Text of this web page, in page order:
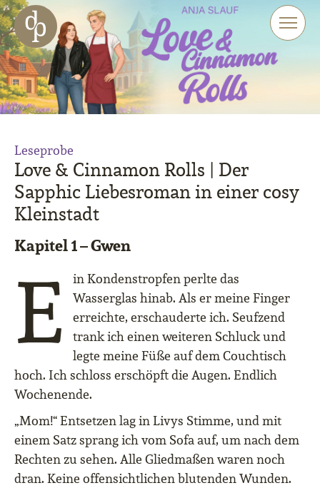
Zum Haupt-Inhalt springen
Zur Navigation springen
Zur Website-Suche springen
Leseprobe
Love & Cinnamon Rolls | Der
Sapphic Liebesroman in einer cosy
Kleinstadt
Kapitel 1 – Gwen
E
in Kondenstropfen perlte das
Wasserglas hinab. Als er meine Finger
erreichte, erschauderte ich. Seufzend
trank ich einen weiteren Schluck und
legte meine Füße auf dem Couchtisch
hoch. Ich schloss erschöpft die Augen. Endlich
Wochenende.
„Mom!“ Entsetzen lag in Livys Stimme, und mit
einem Satz sprang ich vom Sofa auf, um nach dem
Rechten zu sehen. Alle Gliedmaßen waren noch
dran. Keine offensichtlichen blutenden Wunden.